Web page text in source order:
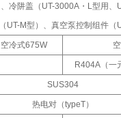
冷阱盖（UT-3000A・L型用、
UT-M型）、真空泵控制组件（
空冷式675W
R404A（一
SUS304
热电对（typeT）